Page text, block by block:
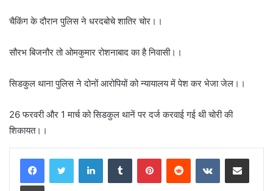
चैकिंग के दौरान पुलिस ने धरदबोचे शातिर चोर।।
सौरभ बिजनौर तो ओमकुमार रोशनाबाद का है निवासी।।
सिडकुल थाना पुलिस ने दोनों आरोपियों को न्यायालय में पेश कर भेजा जेल।।
26 फरवरी और 1 मार्च को सिडकुल थानें पर दर्ज करवाई गई थी चोरी की
शिकायत।।
LinkedInTumblr PinterestReddit VKontakteShare via Email
Print